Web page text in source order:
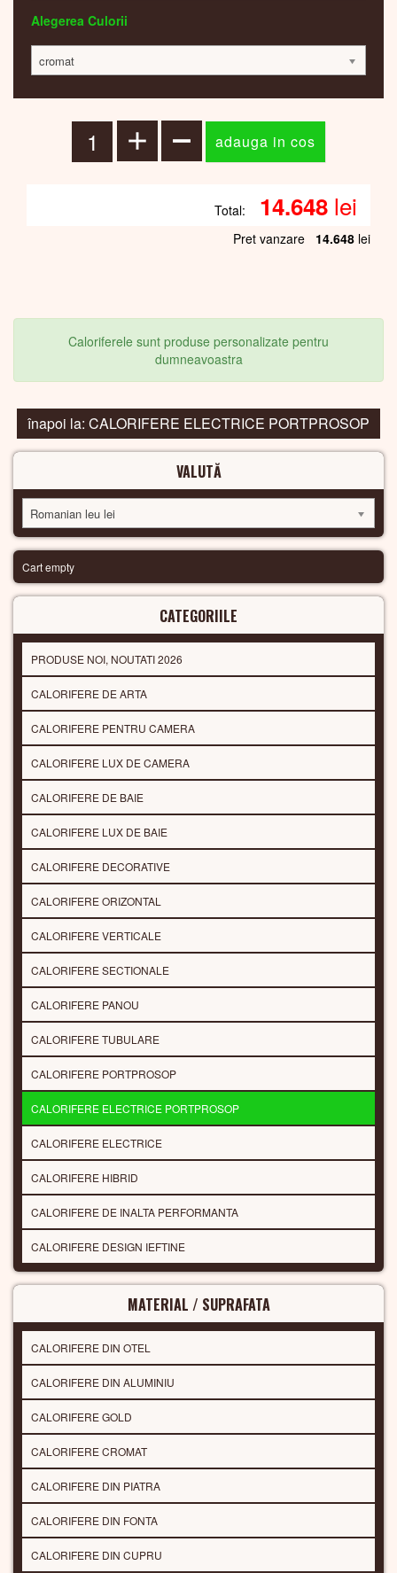
Alegerea Culorii
cromat
Total: 14.648 lei
Pret vanzare 14.648 lei
Caloriferele sunt produse personalizate pentru
dumneavoastra
înapoi la: CALORIFERE ELECTRICE PORTPROSOP
VALUTĂ
Romanian leu lei
Cart empty
CATEGORIILE
PRODUSE NOI, NOUTATI 2026
CALORIFERE DE ARTA
CALORIFERE PENTRU CAMERA
CALORIFERE LUX DE CAMERA
CALORIFERE DE BAIE
CALORIFERE LUX DE BAIE
CALORIFERE DECORATIVE
CALORIFERE ORIZONTAL
CALORIFERE VERTICALE
CALORIFERE SECTIONALE
CALORIFERE PANOU
CALORIFERE TUBULARE
CALORIFERE PORTPROSOP
CALORIFERE ELECTRICE PORTPROSOP
CALORIFERE ELECTRICE
CALORIFERE HIBRID
CALORIFERE DE INALTA PERFORMANTA
CALORIFERE DESIGN IEFTINE
MATERIAL / SUPRAFATA
CALORIFERE DIN OTEL
CALORIFERE DIN ALUMINIU
CALORIFERE GOLD
CALORIFERE CROMAT
CALORIFERE DIN PIATRA
CALORIFERE DIN FONTA
CALORIFERE DIN CUPRU